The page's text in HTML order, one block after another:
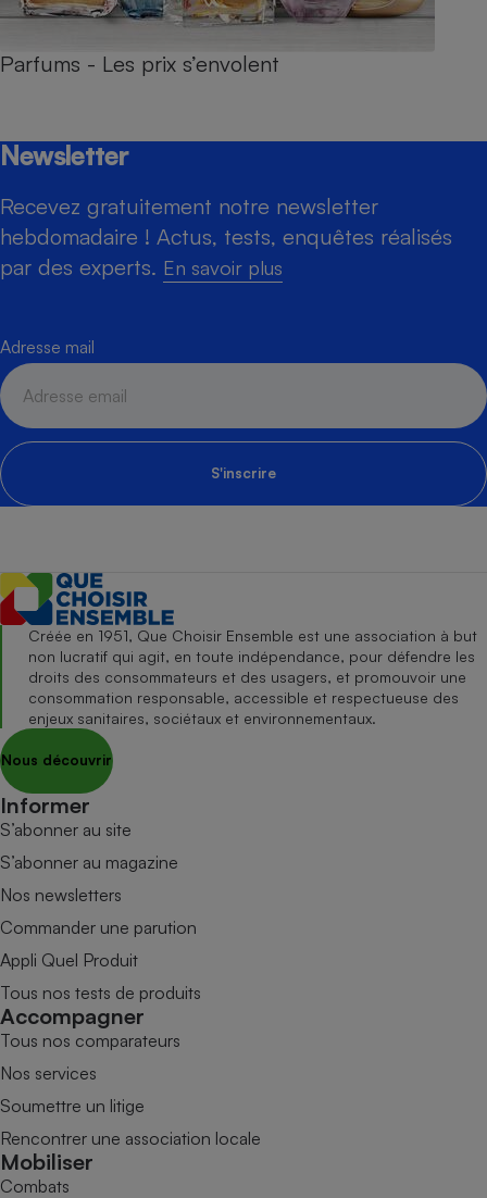
Parfums - Les prix s’envolent
Newsletter
Recevez gratuitement notre newsletter
hebdomadaire ! Actus, tests, enquêtes réalisés
par des experts. En savoir plus
Adresse mail
S'inscrire
Créée en 1951, Que Choisir Ensemble est une association à but
non lucratif qui agit, en toute indépendance, pour défendre les
droits des consommateurs et des usagers, et promouvoir une
consommation responsable, accessible et respectueuse des
enjeux sanitaires, sociétaux et environnementaux.
Nous découvrir
Informer
S’abonner au site
S’abonner au magazine
Nos newsletters
Commander une parution
Appli Quel Produit
Tous nos tests de produits
Accompagner
Tous nos comparateurs
Nos services
Soumettre un litige
Rencontrer une association locale
Mobiliser
Combats